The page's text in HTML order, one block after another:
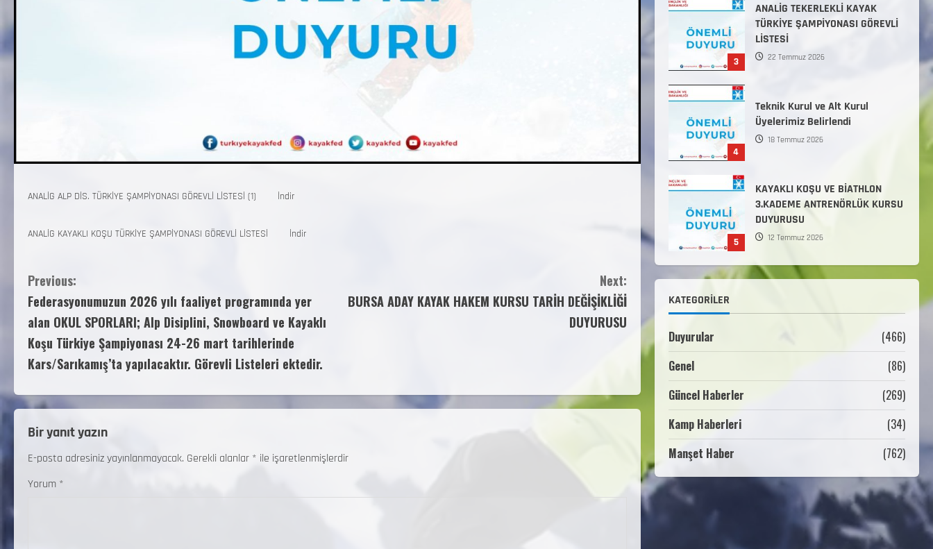
ANALİG ALP DİS. TÜRKİYE ŞAMPİYONASI GÖREVLİ LİSTESİ (1) İndir
ANALİG KAYAKLI KOŞU TÜRKİYE ŞAMPİYONASI GÖREVLİ LİSTESİ İndir
Previous:
Federasyonumuzun 2026 yılı faaliyet programında yer
alan OKUL SPORLARI; Alp Disiplini, Snowboard ve Kayaklı
Koşu Türkiye Şampiyonası 24-26 mart tarihlerinde
Kars/Sarıkamış’ta yapılacaktır. Görevli Listeleri ektedir.
Next:
BURSA ADAY KAYAK HAKEM KURSU TARİH DEĞİŞİKLİĞİ
DUYURUSU
Bir yanıt yazın
E-posta adresiniz yayınlanmayacak. Gerekli alanlar * ile işaretlenmişlerdir
Yorum *
3
ANALİG TEKERLEKLİ KAYAK
TÜRKİYE ŞAMPİYONASI GÖREVLİ
LİSTESİ
22 Temmuz 2026
4
Teknik Kurul ve Alt Kurul
Üyelerimiz Belirlendi
18 Temmuz 2026
5
KAYAKLI KOŞU VE BİATHLON
3.KADEME ANTRENÖRLÜK KURSU
DUYURUSU
12 Temmuz 2026
Millî Savunma Bakanlığı Kara,
(2026-2 Dönem) Sporcu Branşı
Sözleşmeli Er Temini Başvuruları
Başlamıştır.
2
ANALİG TEKERLEKLİ KAYAK
22 Temmuz 2026
TÜRKİYE ŞAMPİYONASI GÖREVLİ
LİSTESİ
22 Temmuz 2026
KATEGORILER
Duyurular
(466)
Genel
(86)
Güncel Haberler
(269)
Kamp Haberleri
(34)
Manşet Haber
(762)